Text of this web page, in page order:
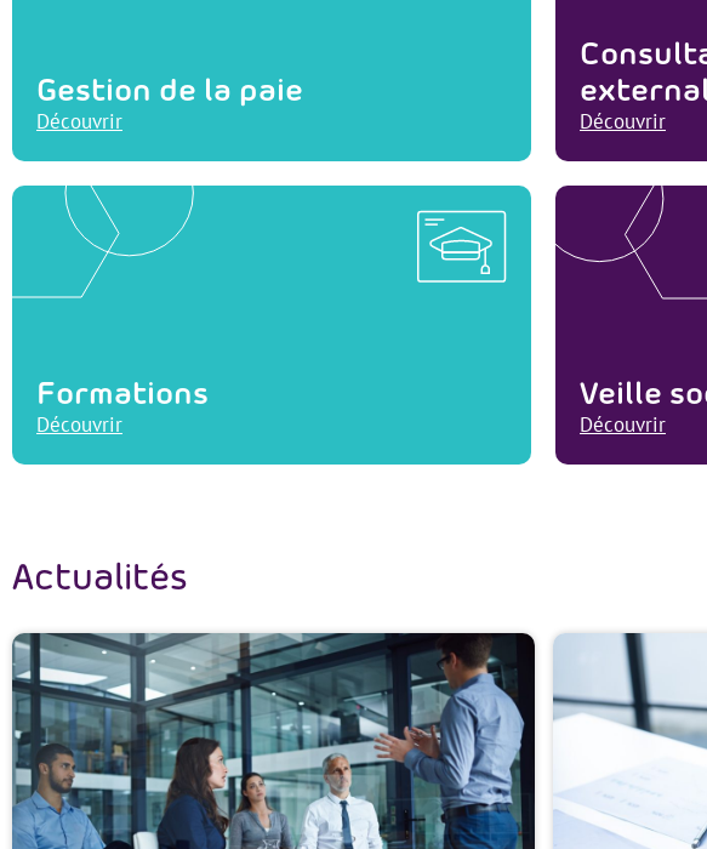
Gestion de la paie
Découvrir Découvrir
Formations
Découvrir
Veille
Découvrir
Actualités